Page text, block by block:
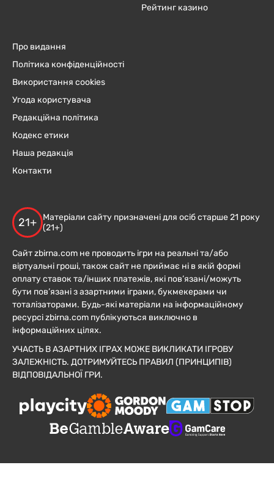
Рейтинг казино
Про видання
Політика конфіденційності
Використання cookies
Угода користувача
Редакційна політика
Кодекс етики
Наша редакція
Контакти
21+
Матеріали сайту призначені для осіб старше 21 року
(21+)
Сайт zbirna.com не проводить ігри на реальні та/або
віртуальні гроші, також сайт не приймає ні в якій формі
оплату ставок та/інших платежів, які пов’язані/можуть
бути пов’язані з азартними іграми, букмекерами чи
тоталізаторами. Будь-які матеріали на інформаційному
ресурсі zbirna.com публікуються виключно в
інформаційних цілях.
УЧАСТЬ В АЗАРТНИХ ІГРАХ МОЖЕ ВИКЛИКАТИ ІГРОВУ
ЗАЛЕЖНІСТЬ. ДОТРИМУЙТЕСЬ ПРАВИЛ (ПРИНЦИПІВ)
ВІДПОВІДАЛЬНОЇ ГРИ.